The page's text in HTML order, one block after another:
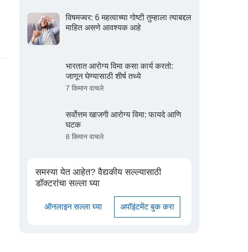
विषमज्वर: 6 महत्वाच्या गोष्टी तुम्हाला त्याबद्दल
माहित असणे आवश्यक आहे
भारतात आरोग्य विमा कसा कार्य करतो:
जाणून घेण्यासाठी शीर्ष तथ्ये
7 किमान वाचले
सर्वोत्तम खाजगी आरोग्य विमा: फायदे आणि
घटक
8 किमान वाचले
समस्या येत आहेत? वैद्यकीय सल्ल्यासाठी
डॉक्टरांचा सल्ला घ्या
ऑनलाइन सल्ला घ्या अपॉइंटमेंट बुक करा